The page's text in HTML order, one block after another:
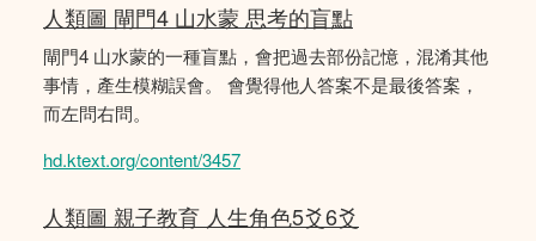
人類圖 閘門4 山水蒙 思考的盲點
閘門4 山水蒙的一種盲點，會把過去部份記憶，混淆其他
事情，產生模糊誤會。 會覺得他人答案不是最後答案，
而左問右問。
hd.ktext.org/content/3457
人類圖 親子教育 人生角色5爻6爻